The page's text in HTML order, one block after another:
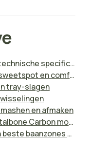
Belangrijkste kenmerken en technische specificaties van de Adidas Metalbone Carbon Control 3.3
Verdedigend spel: controle, sweetspot en comfort
tray-slagen
en afmaken
Vergelijking met eerdere Metalbone Carbon modellen
Aanbevolen spelersprofiel en beste baanzones voor de Metalbone Carbon Control 3.3